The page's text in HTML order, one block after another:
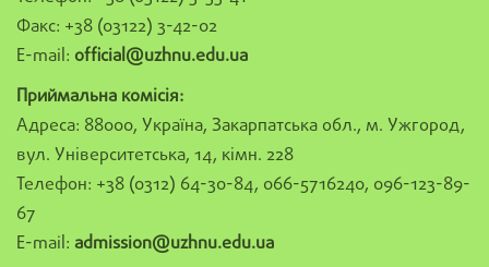
Факс: +38 (03122) 3-42-02
E-mail: official@uzhnu.edu.ua
Приймальна комісія:
Адреса: 88000, Україна, Закарпатська обл., м. Ужгород,
вул. Університетська, 14, кімн. 228
Телефон: +38 (0312) 64-30-84, 066-5716240, 096-123-89-
67
E-mail: admission@uzhnu.edu.ua